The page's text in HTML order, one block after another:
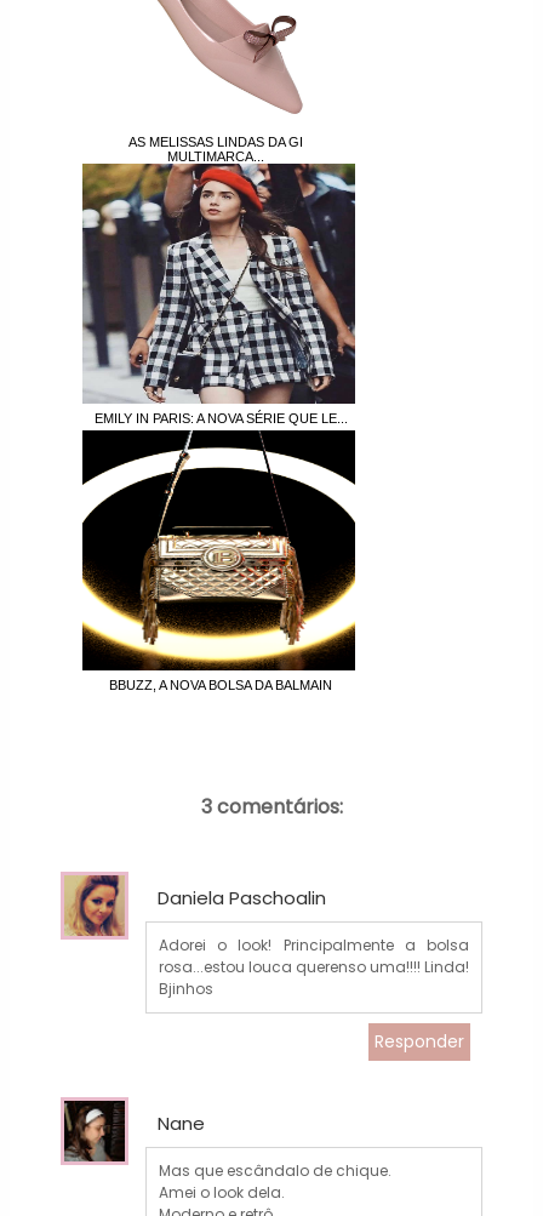
AS MELISSAS LINDAS DA GI
MULTIMARCA...
EMILY IN PARIS: A NOVA SÉRIE QUE LE...
BBUZZ, A NOVA BOLSA DA BALMAIN
3 comentários:
Daniela Paschoalin
Adorei o look! Principalmente a bolsa
rosa...estou louca querenso uma!!!! Linda!
Bjinhos
Responder
Nane
Mas que escândalo de chique.
Amei o look dela.